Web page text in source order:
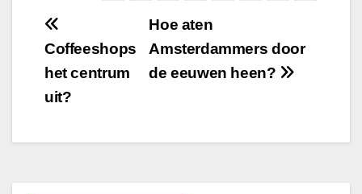
Bericht
navigatie
Hoe aten
Amsterdammers door
de eeuwen heen?
Coffeeshops
het centrum
uit?